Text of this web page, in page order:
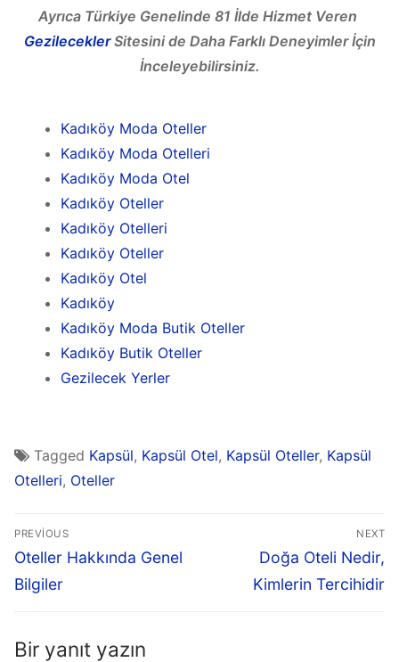
Ayrıca Türkiye Genelinde 81 İlde Hizmet Veren
GezileceklerSitesini de Daha Farklı Deneyimler İçin
İnceleyebilirsiniz.
Kadıköy Moda Oteller
Kadıköy Moda Otelleri
Kadıköy Moda Otel
Kadıköy Oteller
Kadıköy Otelleri
Kadıköy Oteller
Kadıköy Otel
Kadıköy
Kadıköy Moda Butik Oteller
Kadıköy Butik Oteller
Gezilecek Yerler
Tagged Kapsül, Kapsül Otel, Kapsül Oteller, Kapsül
Otelleri, Oteller
PREVIOUS
Oteller Hakkında Genel
Bilgiler
NEXT
Doğa Oteli Nedir,
Kimlerin Tercihidir
Bir yanıt yazın